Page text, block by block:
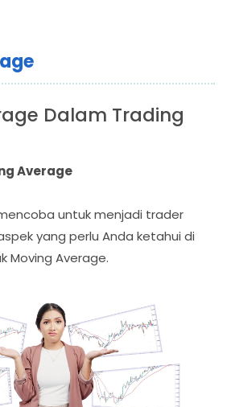
Dalam Trading
Average
untuk menjadi trader
yang perlu Anda ketahui di
Moving Average.